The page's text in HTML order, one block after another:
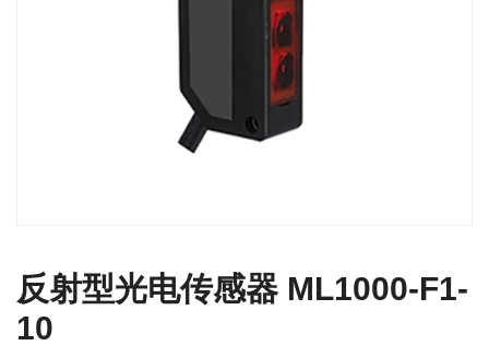
反射型光电传感器 ML1000-F1-
10